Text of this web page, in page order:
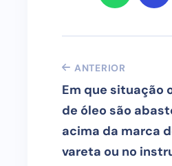
ANTERIOR
Em que situação
de óleo são
acima da marca
vareta ou no